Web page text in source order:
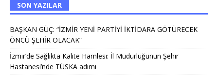
SON YAZILAR
BAŞKAN GÜÇ: “İZMİR YENİ PARTİYİ İKTİDARA GÖTÜRECEK
ÖNCÜ ŞEHİR OLACAK”
İzmir’de Sağlıkta Kalite Hamlesi: İl Müdürlüğünün Şehir
Hastanesi’nde TÜSKA adımı